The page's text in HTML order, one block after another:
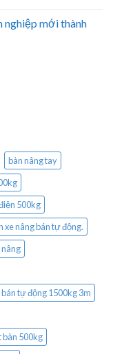
nghiệp mới thành
bàn nâng tay
500kg
xe nâng bán tự động.
nâng
bán tự động 1500kg 3m
bàn 500kg